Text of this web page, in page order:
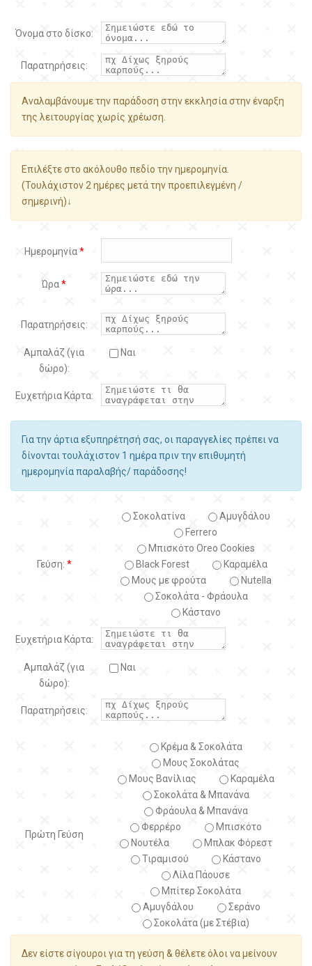
Όνομα στο δίσκο:
Παρατηρήσεις:
Αναλαμβάνουμε την παράδοση στην εκκλησία στην έναρξη
της λειτουργίας χωρίς χρέωση.
Επιλέξτε στο ακόλουθο πεδίο την ημερομηνία.
(Τουλάχιστον 2 ημέρες μετά την προεπιλεγμένη /
σημερινή)↓
Ημερομηνία*
Ώρα*
Παρατηρήσεις:
Αμπαλάζ (για
δώρο):
Ναι
Ευχετήρια Κάρτα:
Για την άρτια εξυπηρέτησή σας, οι παραγγελίες πρέπει να
δίνονται τουλάχιστον 1 ημέρα πριν την επιθυμητή
ημερομηνία παραλαβής/ παράδοσης!
Γεύση: *
Σοκολατίνα
Αμυγδάλου
Ferrero
Μπισκότο Oreo Cookies
Black Forest
Kαραμέλα
Μους με φρούτα
Nutella
Σοκολάτα - Φράουλα
Κάστανο
Ευχετήρια Κάρτα:
Αμπαλάζ (για
δώρο):
Ναι
Παρατηρήσεις:
Πρώτη Γεύση
Κρέμα & Σοκολάτα
Μους Σοκολάτας
Μους Βανίλιας
Καραμέλα
Σοκολάτα & Μπανάνα
Φράουλα & Μπανάνα
Φερρέρο
Μπισκότο
Νουτέλα
Μπλακ Φόρεστ
Τιραμισού
Κάστανο
Λίλα Πάουσε
Μπίτερ Σοκολάτα
Αμυγδάλου
Σεράνο
Σοκολάτα (με Στέβια)
Δεν είστε σίγουροι για τη γεύση & θέλετε όλοι να μείνουν